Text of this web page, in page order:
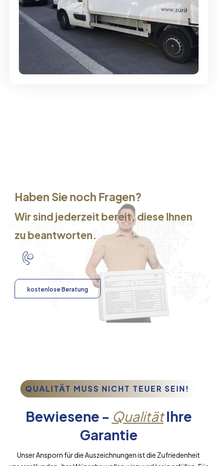
Günstige Umzüge - Hervorragender
Service
Haben Sie noch Fragen?
Wir sind jederzeit bereit, diese Ihnen
zu beantworten.
kostenlose Beratung
QUALITÄT MUSS NICHT TEUER SEIN!
Bewiesene - QualitätIhre
Garantie
Unser Ansporn für die Auszeichnungen ist die Zufriedenheit